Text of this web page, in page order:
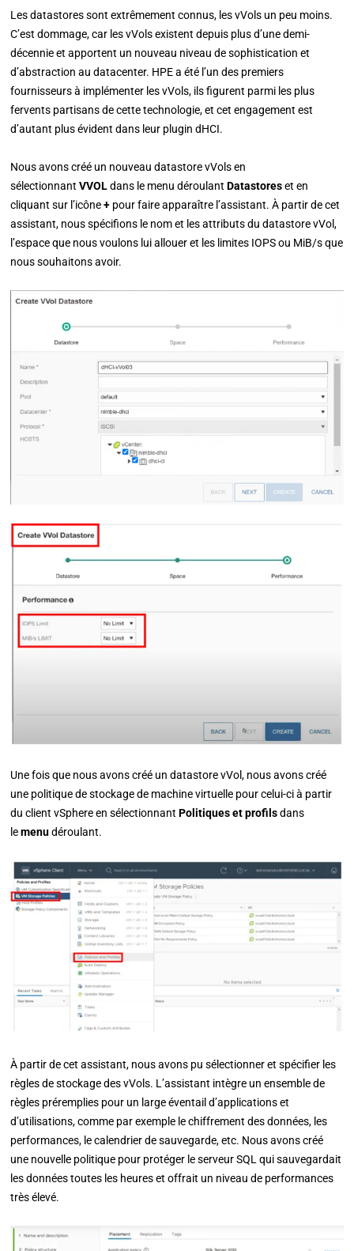
Les datastores sont extrêmement connus, les vVols un peu moins.
C’est dommage, car les vVols existent depuis plus d’une demi-
décennie et apportent un nouveau niveau de sophistication et
d’abstraction au datacenter. HPE a été l’un des premiers
fournisseurs à implémenter les vVols, ils figurent parmi les plus
fervents partisans de cette technologie, et cet engagement est
d’autant plus évident dans leur plugin dHCI.
Nous avons créé un nouveau datastore vVols en
sélectionnantVVOLdans le menu déroulantDatastoreset en
cliquant sur l’icône+ pour faire apparaître l’assistant. À partir de cet
assistant, nous spécifions le nom et les attributs du datastore vVol,
l’espace que nous voulons lui allouer et les limites IOPS ou MiB/s que
nous souhaitons avoir.
Une fois que nous avons créé un datastore vVol, nous avons créé
une politique de stockage de machine virtuelle pour celui-ci à partir
du client vSphere en sélectionnantPolitiques et profilsdans
lemenudéroulant.
À partir de cet assistant, nous avons pu sélectionner et spécifier les
règles de stockage des vVols. L’assistant intègre un ensemble de
règles préremplies pour un large éventail d’applications et
d’utilisations, comme par exemple le chiffrement des données, les
performances, le calendrier de sauvegarde, etc. Nous avons créé
une nouvelle politique pour protéger le serveur SQL qui sauvegardait
les données toutes les heures et offrait un niveau de performances
très élevé.